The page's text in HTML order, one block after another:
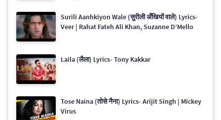
Surili Aanhkiyon Wale (सुरीली अँखियों वाले) Lyrics-
Veer | Rahat Fateh Ali Khan, Suzanne D’Mello
Laila (लैला) Lyrics- Tony Kakkar
Tose Naina (तोसे नैना) Lyrics- Arijit Singh | Mickey
Virus